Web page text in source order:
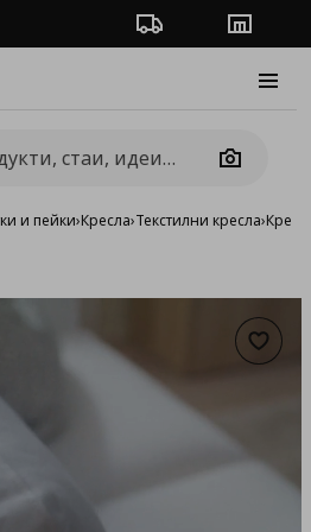
Проследяване на
Camera
и пейки›Кресла›Текстилни кресла›